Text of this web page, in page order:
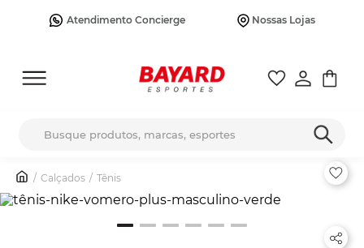
Atendimento Concierge Nossas Lojas
Calçados Tênis